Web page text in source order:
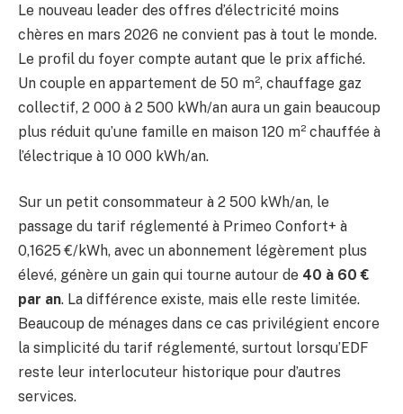
Le nouveau leader des offres d’électricité moins
chères en mars 2026 ne convient pas à tout le monde.
Le profil du foyer compte autant que le prix affiché.
Un couple en appartement de 50 m², chauffage gaz
collectif, 2 000 à 2 500 kWh/an aura un gain beaucoup
plus réduit qu’une famille en maison 120 m² chauffée à
l’électrique à 10 000 kWh/an.
Sur un petit consommateur à 2 500 kWh/an, le
passage du tarif réglementé à Primeo Confort+ à
0,1625 €/kWh, avec un abonnement légèrement plus
élevé, génère un gain qui tourne autour de 40 à 60 €
par an. La différence existe, mais elle reste limitée.
Beaucoup de ménages dans ce cas privilégient encore
la simplicité du tarif réglementé, surtout lorsqu’EDF
reste leur interlocuteur historique pour d’autres
services.